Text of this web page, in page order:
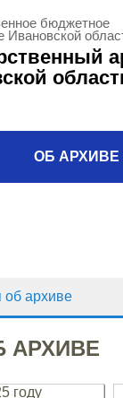
бюджетное
Ивановской
ОБ АРХИВЕ
архиве
АРХИВЕ